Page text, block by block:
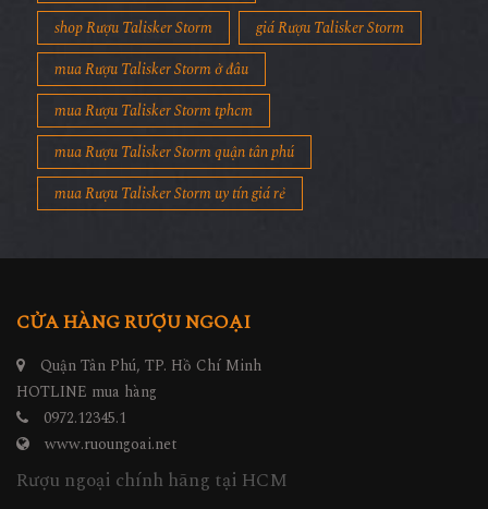
shop Rượu Talisker Storm
giá Rượu Talisker Storm
mua Rượu Talisker Storm ở đâu
mua Rượu Talisker Storm tphcm
mua Rượu Talisker Storm quận tân phú
mua Rượu Talisker Storm uy tín giá rẻ
CỬA HÀNG RƯỢU NGOẠI
Quận Tân Phú, TP. Hồ Chí Minh
HOTLINE mua hàng
0972.12345.1
www.ruoungoai.net
Rượu ngoại chính hãng tại HCM